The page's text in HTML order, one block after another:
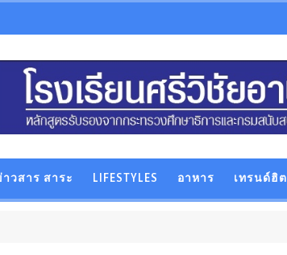
วสาร สาระ LIFESTYLES อาหาร เทรนด์ฮิต